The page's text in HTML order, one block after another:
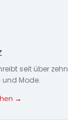
seit über
und Mode.
→